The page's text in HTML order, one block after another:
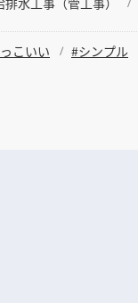
こいい #シンプル